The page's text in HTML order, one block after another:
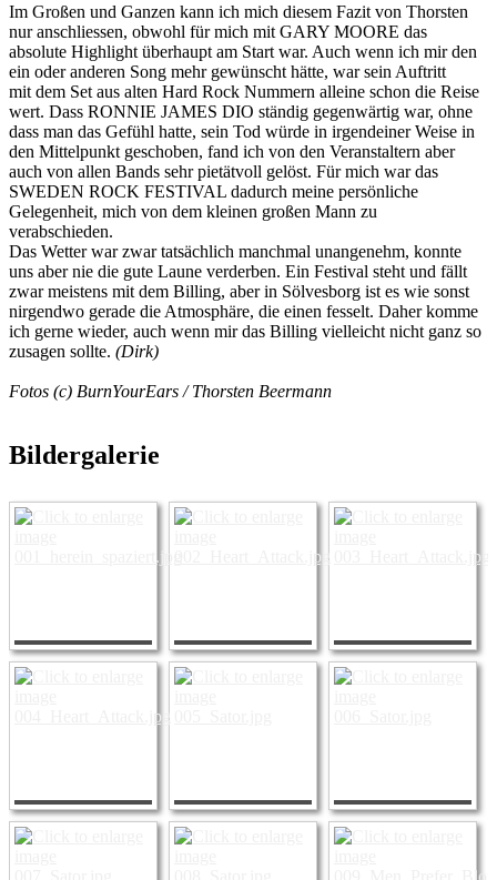
Im Großen und Ganzen kann ich mich diesem Fazit von Thorsten
nur anschliessen, obwohl für mich mit GARY MOORE das
absolute Highlight überhaupt am Start war. Auch wenn ich mir den
ein oder anderen Song mehr gewünscht hätte, war sein Auftritt
mit dem Set aus alten Hard Rock Nummern alleine schon die Reise
wert. Dass RONNIE JAMES DIO ständig gegenwärtig war, ohne
dass man das Gefühl hatte, sein Tod würde in irgendeiner Weise in
den Mittelpunkt geschoben, fand ich von den Veranstaltern aber
auch von allen Bands sehr pietätvoll gelöst. Für mich war das
SWEDEN ROCK FESTIVAL dadurch meine persönliche
Gelegenheit, mich von dem kleinen großen Mann zu
verabschieden.
Das Wetter war zwar tatsächlich manchmal unangenehm, konnte
uns aber nie die gute Laune verderben. Ein Festival steht und fällt
zwar meistens mit dem Billing, aber in Sölvesborg ist es wie sonst
nirgendwo gerade die Atmosphäre, die einen fesselt. Daher komme
ich gerne wieder, auch wenn mir das Billing vielleicht nicht ganz so
zusagen sollte. (Dirk)
Fotos (c) BurnYourEars / Thorsten Beermann
Bildergalerie